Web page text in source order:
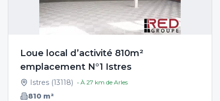
Loue local d’activité 810m²
emplacement N°1 Istres
Istres (13118) • À 27 km de Arles
810 m²